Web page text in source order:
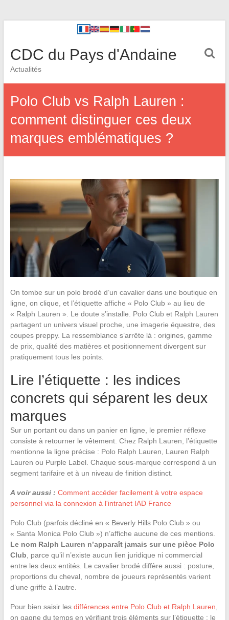
CDC du Pays d'Andaine
Actualités
Polo Club vs Ralph Lauren :
comment distinguer ces deux
marques emblématiques ?
On tombe sur un polo brodé d’un cavalier dans une boutique en
ligne, on clique, et l’étiquette affiche « Polo Club » au lieu de
« Ralph Lauren ». Le doute s’installe. Polo Club et Ralph Lauren
partagent un univers visuel proche, une imagerie équestre, des
coupes preppy. La ressemblance s’arrête là : origines, gamme
de prix, qualité des matières et positionnement divergent sur
pratiquement tous les points.
Lire l’étiquette : les indices
concrets qui séparent les deux
marques
Sur un portant ou dans un panier en ligne, le premier réflexe
consiste à retourner le vêtement. Chez Ralph Lauren, l’étiquette
mentionne la ligne précise : Polo Ralph Lauren, Lauren Ralph
Lauren ou Purple Label. Chaque sous-marque correspond à un
segment tarifaire et à un niveau de finition distinct.
A voir aussi : Comment accéder facilement à votre espace
personnel via la connexion à l'intranet IAD France
Polo Club (parfois décliné en « Beverly Hills Polo Club » ou
« Santa Monica Polo Club ») n’affiche aucune de ces mentions.
Le nom Ralph Lauren n’apparaît jamais sur une pièce Polo
Club , parce qu’il n’existe aucun lien juridique ni commercial
entre les deux entités. Le cavalier brodé diffère aussi : posture,
proportions du cheval, nombre de joueurs représentés varient
d’une griffe à l’autre.
Pour bien saisir les différences entre Polo Club et Ralph Lauren
on gagne du temps en vérifiant trois éléments sur l’étiquette : le